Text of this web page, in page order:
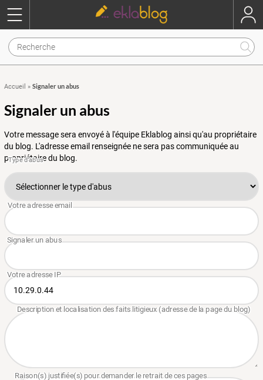
Accueil » Signaler un abus
Signaler un abus
Votre message sera envoyé à l'équipe Eklablog ainsi qu'au propriétaire
du blog. L'adresse email renseignée ne sera pas communiquée au
propriétaire du blog.